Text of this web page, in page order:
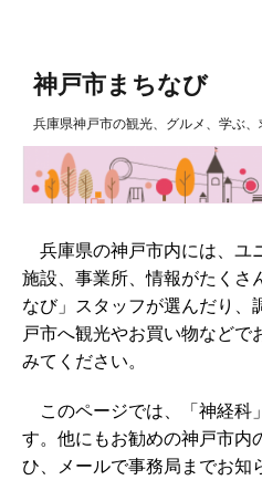
神戸市まちなび
兵庫県神戸市の観光、グルメ、学ぶ
兵庫県の神戸市内には、ユ
施設、事業所、情報がたくさ
なび」スタッフが選んだり、
戸市へ観光やお買い物などで
みてください。
このページでは、「神経科
す。他にもお勧めの神戸市内
ひ、メールで事務局までお知